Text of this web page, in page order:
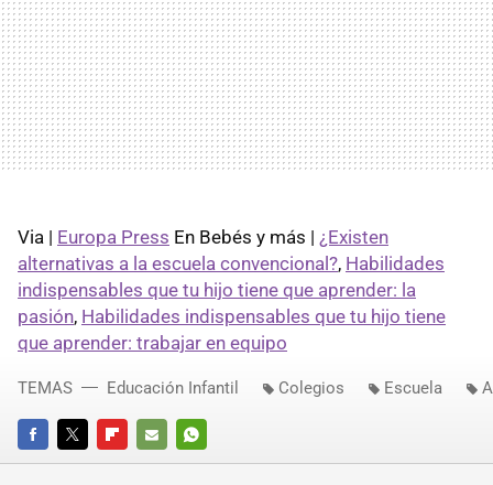
Via | Europa Press En Bebés y más | ¿Existen
alternativas a la escuela convencional?, Habilidades
indispensables que tu hijo tiene que aprender: la
pasión, Habilidades indispensables que tu hijo tiene
que aprender: trabajar en equipo
FACEBOOKTWITTERFLIPBOARD
E-
WHATSAPP
TEMAS Educación Infantil Colegios Escuela